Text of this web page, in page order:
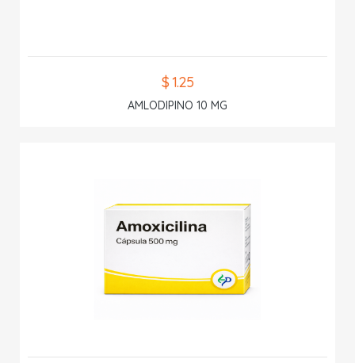
$ 1.25
AMLODIPINO 10 MG